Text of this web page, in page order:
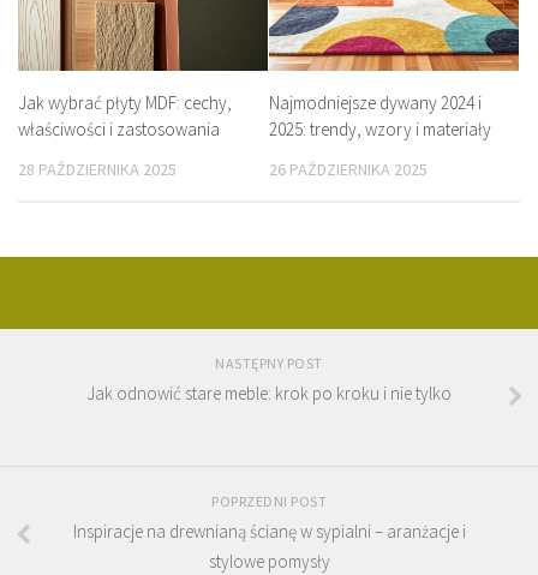
Jak wybrać płyty MDF: cechy,
właściwości i zastosowania
28 PAŹDZIERNIKA 2025
Najmodniejsze dywany 2024 i
2025: trendy, wzory i materiały
26 PAŹDZIERNIKA 2025
NASTĘPNY POST
Jak odnowić stare meble: krok po kroku i nie tylko
POPRZEDNI POST
Inspiracje na drewnianą ścianę w sypialni – aranżacje i
stylowe pomysły